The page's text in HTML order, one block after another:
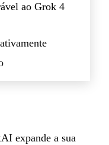
ao Grok 4
expande a sua